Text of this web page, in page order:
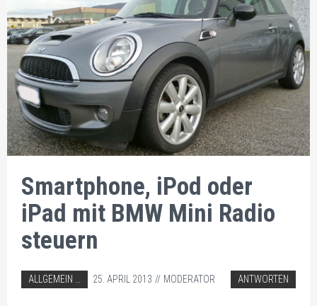
Smartphone, iPod oder
iPad mit BMW Mini Radio
steuern
ABGELEGT IN:
ALLGEMEIN
25. APRIL 2013 MODERATOR ANTWORTEN